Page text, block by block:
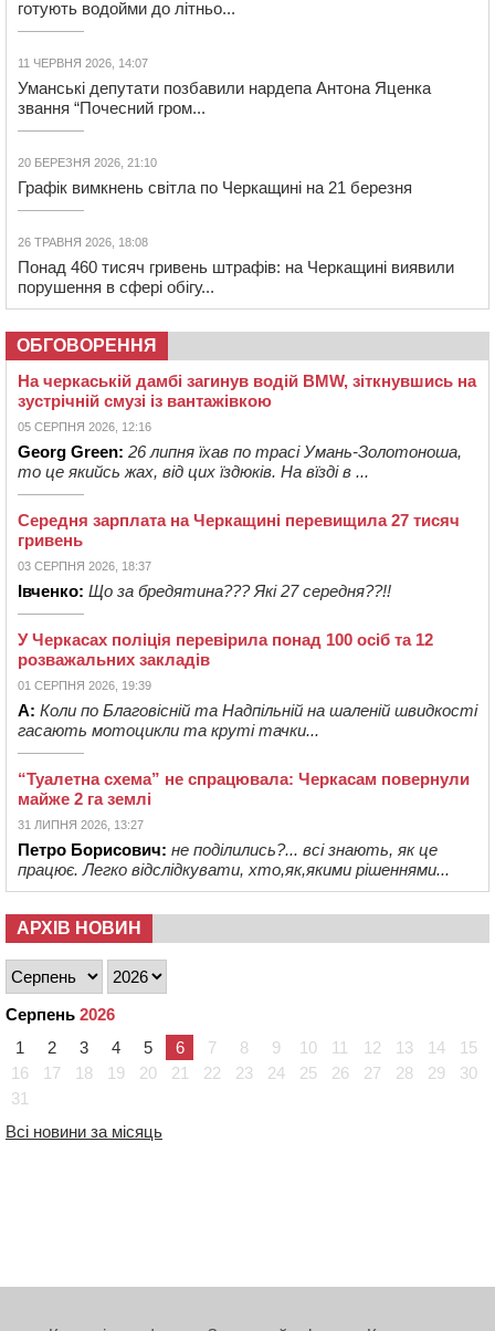
готують водойми до літньо...
11 ЧЕРВНЯ 2026, 14:07
Уманські депутати позбавили нардепа Антона Яценка
звання “Почесний гром...
20 БЕРЕЗНЯ 2026, 21:10
Графік вимкнень світла по Черкащині на 21 березня
26 ТРАВНЯ 2026, 18:08
Понад 460 тисяч гривень штрафів: на Черкащині виявили
порушення в сфері обігу...
ОБГОВОРЕННЯ
На черкаській дамбі загинув водій BMW, зіткнувшись на
зустрічній смузі із вантажівкою
05 СЕРПНЯ 2026, 12:16
Georg Green: 26 липня їхав по трасі Умань-Золотоноша,
то це якийсь жах, від цих їздюків. На вїзді в ...
Середня зарплата на Черкащині перевищила 27 тисяч
гривень
03 СЕРПНЯ 2026, 18:37
Івченко: Що за бредятина??? Які 27 середня??!!
У Черкасах поліція перевірила понад 100 осіб та 12
розважальних закладів
01 СЕРПНЯ 2026, 19:39
А: Коли по Благовісній та Надпільній на шаленій швидкості
гасають мотоцикли та круті тачки...
“Туалетна схема” не спрацювала: Черкасам повернули
майже 2 га землі
31 ЛИПНЯ 2026, 13:27
Петро Борисович: не поділились?... всі знають, як це
працює. Легко відслідкувати, хто,як,якими рішеннями...
АРХІВ НОВИН
Серпень 2026
1
2 3 4 5 6 7 8 9 10 11 12 13 14
15
16
17 18 19 20 21 22 23 24 25 26 27 28 29
30
31
Всі новини за місяць